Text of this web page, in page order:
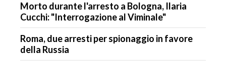
Morto durante l'arresto a Bologna, Ilaria
Cucchi: "Interrogazione al Viminale"
Roma, due arresti per spionaggio in favore
della Russia